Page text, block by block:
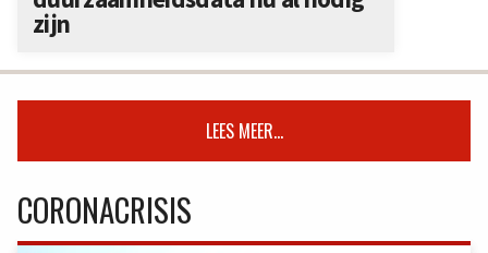
zijn
LEES MEER...
CORONACRISIS